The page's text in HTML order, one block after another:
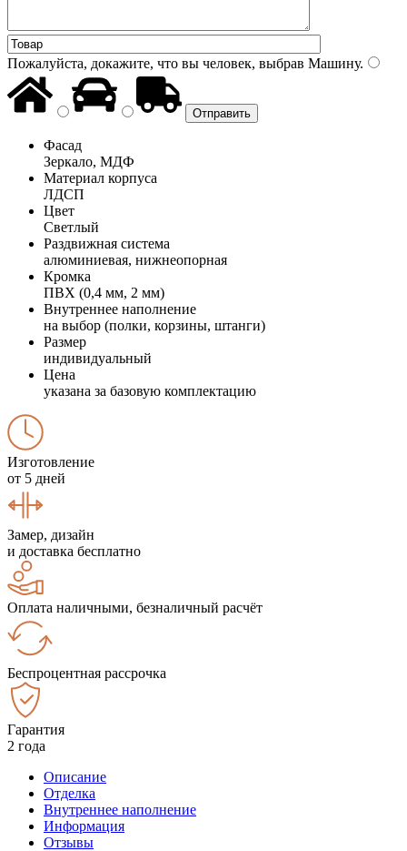
Пожалуйста, докажите, что вы человек, выбрав Машину.
Фасад
Зеркало, МДФ
Материал корпуса
ЛДСП
Цвет
Светлый
Раздвижная система
алюминиевая, нижнеопорная
Кромка
ПВХ (0,4 мм, 2 мм)
Внутреннее наполнение
на выбор (полки, корзины, штанги)
Размер
индивидуальный
Цена
указана за базовую комплектацию
Изготовление
от 5 дней
Замер, дизайн
и доставка бесплатно
Оплата наличными, безналичный расчёт
Беспроцентная рассрочка
Гарантия
2 года
Описание
Отделка
Внутреннее наполнение
Информация
Отзывы